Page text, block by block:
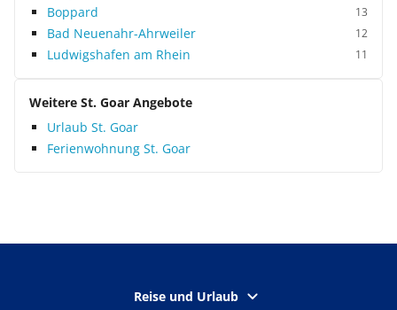
Boppard 13
Bad Neuenahr-Ahrweiler 12
Ludwigshafen am Rhein 11
Weitere St. Goar Angebote
Urlaub St. Goar
Ferienwohnung St. Goar
Reise und Urlaub